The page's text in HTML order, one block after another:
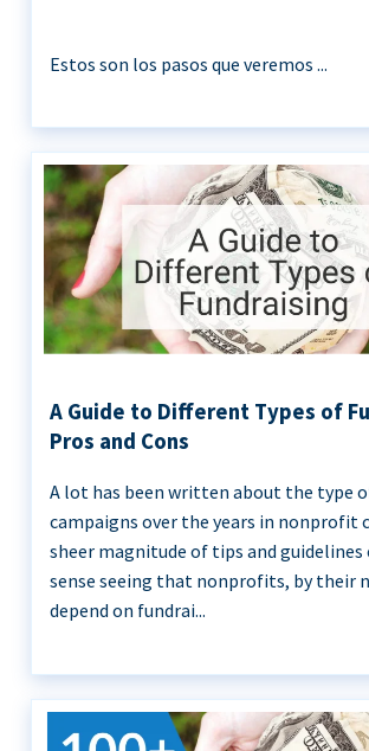
Estos son los pasos que veremos ...
A Guide to Different Types of
Pros and Cons
A lot has been written about the type
campaigns over the years in nonprofit
sheer magnitude of tips and guidelines
sense seeing that nonprofits, by their
depend on fundrai...